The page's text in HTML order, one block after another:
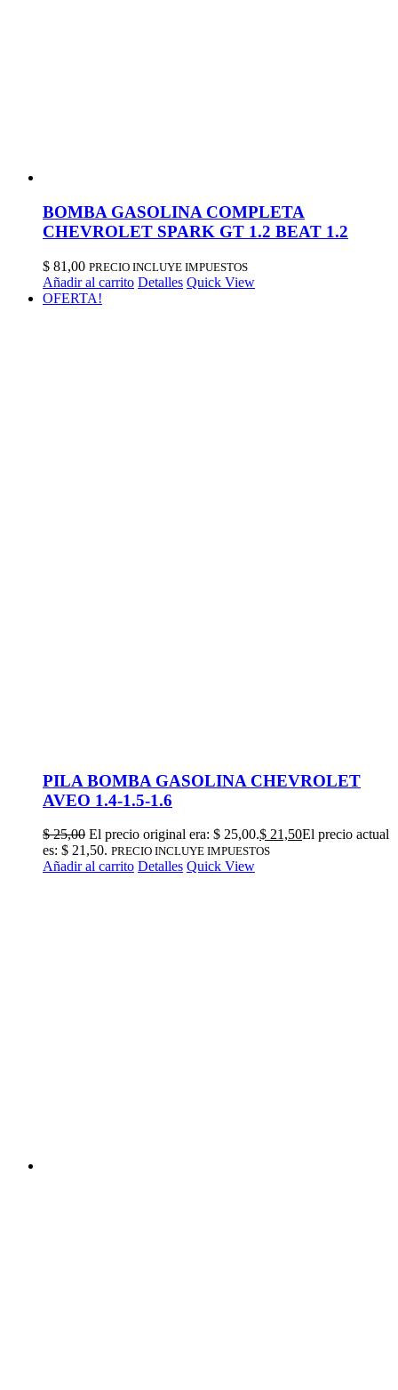
BOMBA GASOLINA COMPLETA
CHEVROLET SPARK GT 1.2 BEAT 1.2
$ 81,00 PRECIO INCLUYE IMPUESTOS
Añadir al carrito Detalles Quick View
OFERTA!
PILA BOMBA GASOLINA CHEVROLET
AVEO 1.4-1.5-1.6
$25,00 El precio original era: $ 25,00.$ 21,50El precio actual
es: $ 21,50. PRECIO INCLUYE IMPUESTOS
Añadir al carrito Detalles Quick View